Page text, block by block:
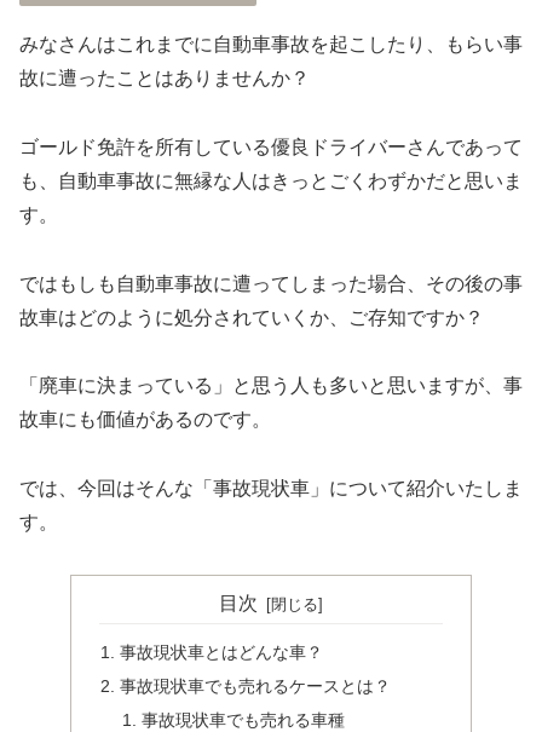
みなさんはこれまでに自動車事故を起こしたり、もらい事
故に遭ったことはありませんか？
ゴールド免許を所有している優良ドライバーさんであって
も、自動車事故に無縁な人はきっとごくわずかだと思いま
す。
ではもしも自動車事故に遭ってしまった場合、その後の事
故車はどのように処分されていくか、ご存知ですか？
「廃車に決まっている」と思う人も多いと思いますが、事
故車にも価値があるのです。
では、今回はそんな「事故現状車」について紹介いたしま
す。
目次
事故現状車とはどんな車？
事故現状車でも売れるケースとは？
事故現状車でも売れる車種